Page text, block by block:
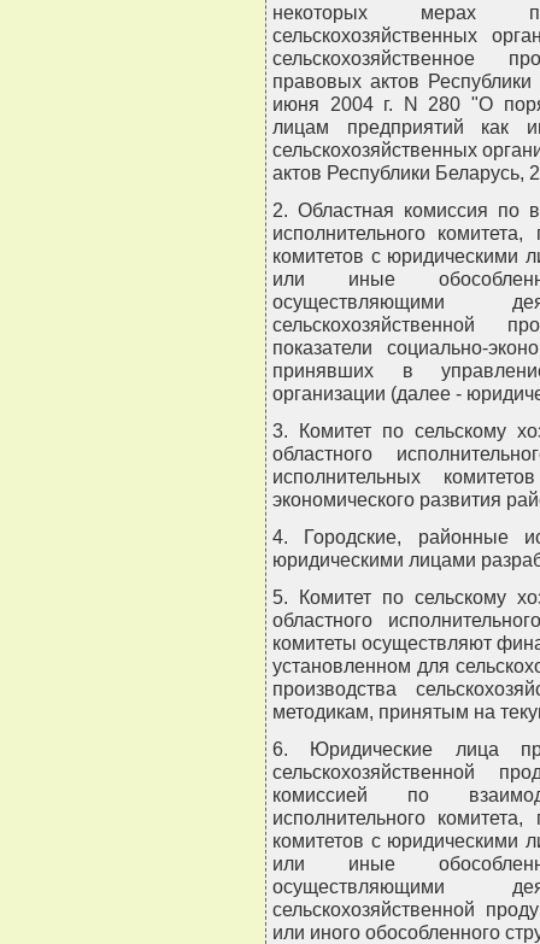
некоторых мерах
сельскохозяйственных
сельскохозяйственное
правовых актов
июня 2004 г. N 280 "О
лицам предприятий как
сельскохозяйственных
актов Республики Беларусь,
2. Областная комиссия по
исполнительного
комитетов с
или иные
осуществляющими
сельскохозяйственной
показатели социально-
принявших в
организации (далее -
3. Комитет по сельскому
областного
исполнительных
экономического развития
4. Городские, районные
юридическими лицами
5. Комитет по сельскому
областного
комитеты осуществляют
установленном для
производства
методикам, принятым на
6. Юридические лица
сельскохозяйственной
комиссией по
исполнительного
комитетов с
или иные
осуществляющими
сельскохозяйственной
или иного обособленного